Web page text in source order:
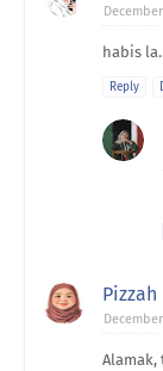
habis
Reply
Pizzah
Alamak,